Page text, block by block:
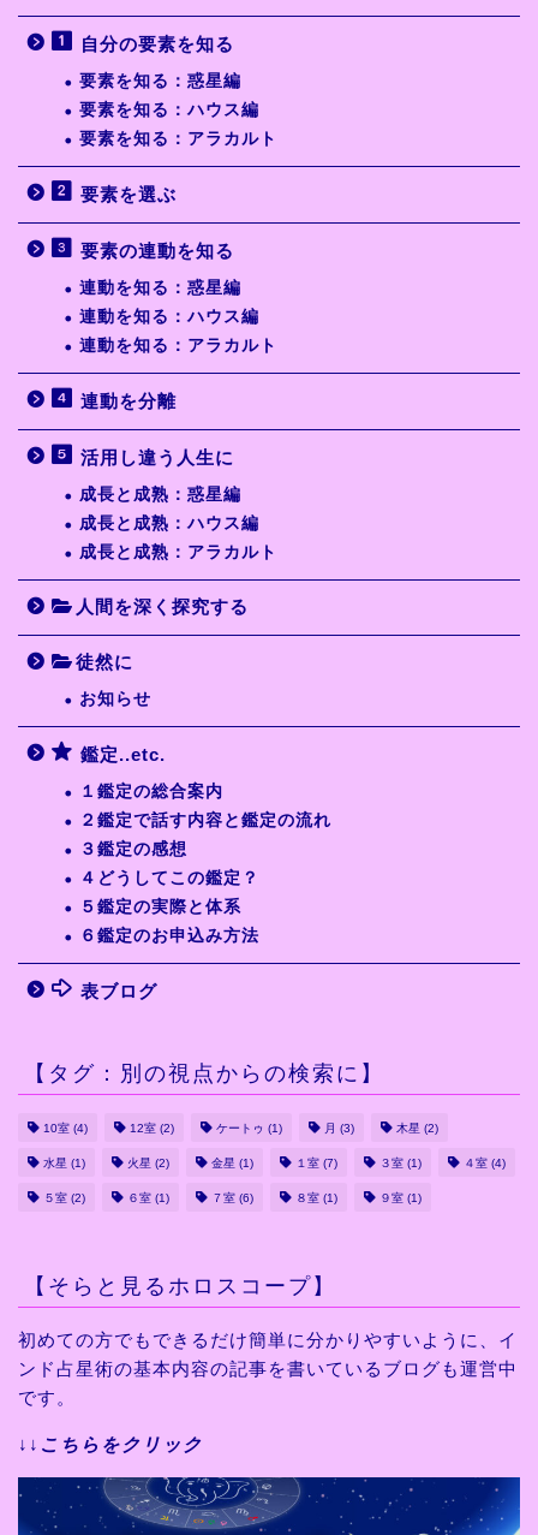
自分の要素を知る
要素を知る：惑星編
要素を知る：ハウス編
要素を知る：アラカルト
要素を選ぶ
要素の連動を知る
連動を知る：惑星編
連動を知る：ハウス編
連動を知る：アラカルト
連動を分離
活用し違う人生に
成長と成熟：惑星編
成長と成熟：ハウス編
成長と成熟：アラカルト
人間を深く探究する
徒然に
お知らせ
鑑定..etc.
１鑑定の総合案内
２鑑定で話す内容と鑑定の流れ
３鑑定の感想
４どうしてこの鑑定？
５鑑定の実際と体系
６鑑定のお申込み方法
表ブログ
【タグ：別の視点からの検索に】
10室 (4) 12室 (2) ケートゥ (1) 月 (3) 木星 (2)
水星 (1) 火星 (2) 金星 (1) １室 (7) ３室 (1) ４室 (4)
５室 (2) ６室 (1) ７室 (6) ８室 (1) ９室 (1)
【そらと見るホロスコープ】
初めての方でもできるだけ簡単に分かりやすいように、 イ
ンド占星術の基本内容の記事を書いているブログも運営中
です。
↓↓ こちらをクリック